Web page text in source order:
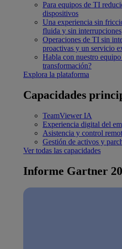
Para equipos de TI
dispositivos
Una experiencia sin
fluida y sin interrupciones
Operaciones de TI sin
proactivas y un servicio
Habla con nuestro equipo
transformación?
Explora la plataforma
Capacidades
TeamViewer IA
Experiencia digital del
Asistencia y control
Gestión de activos y
Ver todas las capacidades
Informe Gartner